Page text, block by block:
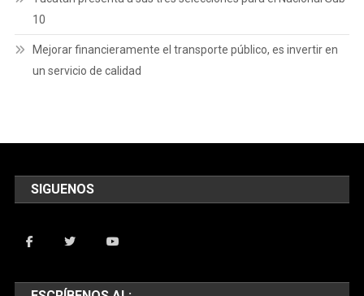
10
Mejorar financieramente el transporte público, es invertir en
un servicio de calidad
SIGUENOS